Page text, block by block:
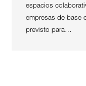
espacios
empresas de base
previsto para…